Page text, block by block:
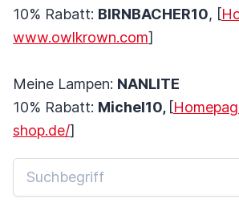
10% Rabatt: BIRNBACHER10, [
www.owlkrown.com]
Meine Lampen: NANLITE
10% Rabatt: Michel10, [
shop.de/]